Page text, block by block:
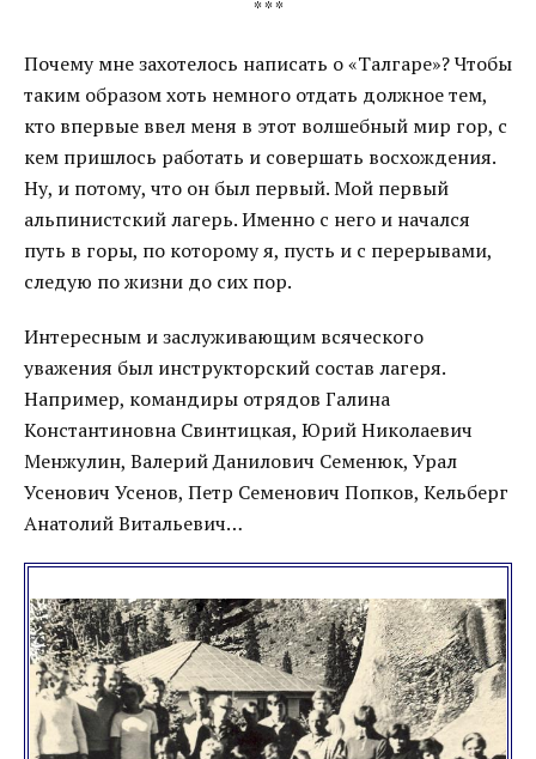
* * *
Почему мне захотелось написать о «Талгаре»? Чтобы
таким образом хоть немного отдать должное тем,
кто впервые ввел меня в этот волшебный мир гор, с
кем пришлось работать и совершать восхождения.
Ну, и потому, что он был первый. Мой первый
альпинистский лагерь. Именно с него и начался
путь в горы, по которому я, пусть и с перерывами,
следую по жизни до сих пор.
Интересным и заслуживающим всяческого
уважения был инструкторский состав лагеря.
Например, командиры отрядов Галина
Константиновна Свинтицкая, Юрий Николаевич
Менжулин, Валерий Данилович Семенюк, Урал
Усенович Усенов, Петр Семенович Попков, Кельберг
Анатолий Витальевич…